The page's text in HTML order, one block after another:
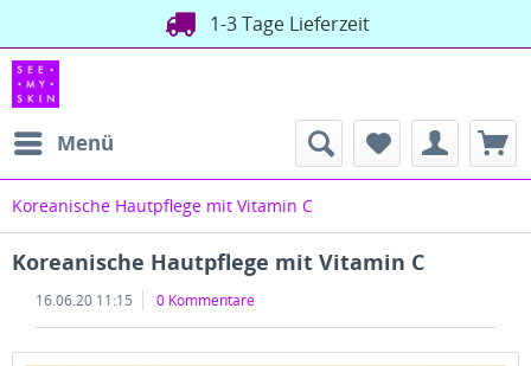
1-3 Tage Lieferzeit
Menü
Koreanische Hautpflege mit Vitamin C
Koreanische Hautpflege mit Vitamin C
16.06.20 11:15 0 Kommentare